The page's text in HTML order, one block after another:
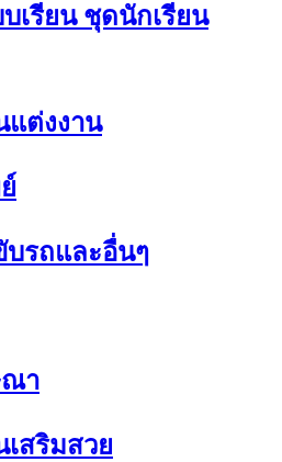
เรียน ชุดนักเรียน
แต่งงาน
บรถและอื่นๆ
ณา
สริมสวย